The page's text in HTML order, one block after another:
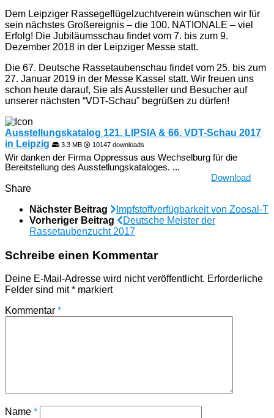
Dem Leipziger Rassegeflügelzuchtverein wünschen wir für
sein nächstes Großereignis – die 100. NATIONALE – viel
Erfolg! Die Jubiläumsschau findet vom 7. bis zum 9.
Dezember 2018 in der Leipziger Messe statt.
Die 67. Deutsche Rassetaubenschau findet vom 25. bis zum
27. Januar 2019 in der Messe Kassel statt. Wir freuen uns
schon heute darauf, Sie als Aussteller und Besucher auf
unserer nächsten “VDT-Schau” begrüßen zu dürfen!
Ausstellungskatalog 121. LIPSIA & 66. VDT-Schau 2017
in Leipzig
3.3 MB 10147 downloads
Wir danken der Firma Oppressus aus Wechselburg für die
Bereitstellung des Ausstellungskataloges. ...
Download
Share
Nächster Beitrag
Impfstoffverfügbarkeit von Zoosal-T
Vorheriger Beitrag
Deutsche Meister der
Rassetaubenzucht 2017
Schreibe einen Kommentar
Deine E-Mail-Adresse wird nicht veröffentlicht. Erforderliche
Felder sind mit* markiert
Kommentar *
Name *